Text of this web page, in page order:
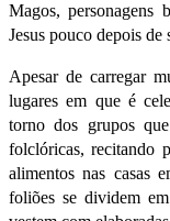
Magos, personagens
Jesus pouco depois
Apesar de carregar
lugares em que é
torno dos grupos
folclóricas, recitando
alimentos nas casas
foliões se dividem